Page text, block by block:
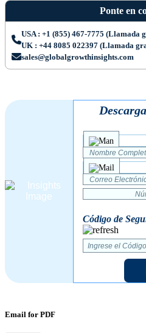
Ponte en
USA : +1 (855) 467-7775 (Llamada
UK : +44 8085 022397 (Llamada
sales@globalgrowthinsights.com
Código de
Email for PDF